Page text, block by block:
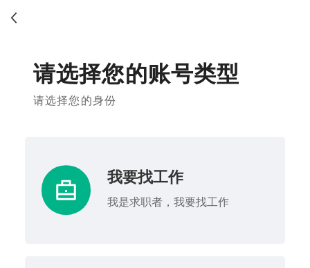
请选择您的账号类型
请选择您的身份
我要找工作
我是求职者，我要找工作